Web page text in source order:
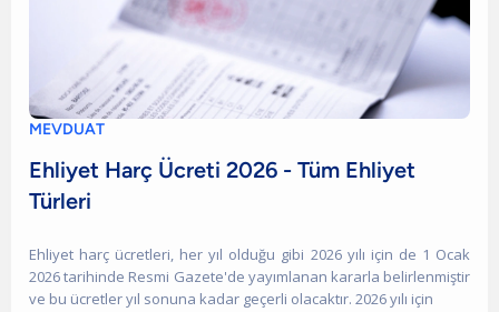
MEVDUAT
Ehliyet Harç Ücreti 2026 - Tüm Ehliyet
Türleri
Ehliyet harç ücretleri, her yıl olduğu gibi 2026 yılı için de 1 Ocak
2026 tarihinde Resmi Gazete'de yayımlanan kararla belirlenmiştir
ve bu ücretler yıl sonuna kadar geçerli olacaktır. 2026 yılı için